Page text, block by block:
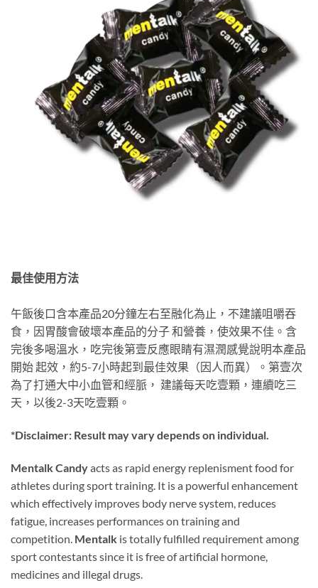
最佳使用方法
午飯後口含本產品20分鐘左右至融化為止，不建議咀嚼吞
食，因胃酸會破壞本產品的分子 和營養，使效果不佳。含
完後多喝溫水，吃完後第壹反應眼睛有濕潤感覺說明本產品
開始 起效，約5-7小時起到最佳效果（因人而異）。第壹次
為了打通大中小血管和經脈， 建議每天吃壹顆，連續吃三
天，以後2-3天吃壹顆。
*Disclaimer: Result may vary depends on individual.
Mentalk Candyacts as rapid energy replenisment food for
athletes during sport training. It is a powerful enhancement
which effectively improves body nerve system, reduces
fatigue, increases performances on training and
competition. Mentalk is totally fulfilled requirement among
sport contestants since it is free of artificial hormone,
medicines and illegal drugs.